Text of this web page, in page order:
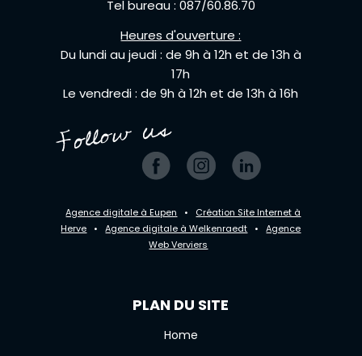
Tel bureau : 087/60.86.70
Heures d'ouverture :
Du lundi au jeudi : de 9h à 12h et de 13h à
17h
Le vendredi : de 9h à 12h et de 13h à 16h
Agence digitale à Eupen •
Création Site Internet à
Herve
• Agence digitale à Welkenraedt •
Agence
Web Verviers
PLAN DU SITE
Home